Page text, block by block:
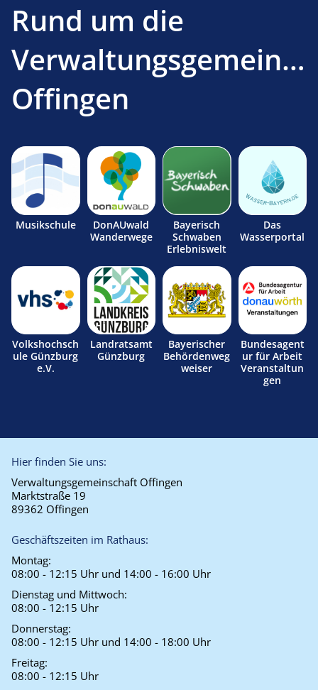
Rund um die
Offingen
Musikschule
DonAUwald
Wanderwege
Bayerisch
Schwaben
Erlebniswelt
Das
Wasserportal
Volkshochsch
ule Günzburg
e.V.
Landratsamt
Günzburg
Bayerischer
Behördenweg
weiser
Bundesagent
ur für Arbeit
Veranstaltun
gen
Hier finden Sie uns:
Verwaltungsgemeinschaft Offingen
Marktstraße 19
89362 Offingen
Geschäftszeiten im Rathaus:
Montag:
08:00 - 12:15 Uhr und 14:00 - 16:00 Uhr
Dienstag und Mittwoch:
08:00 - 12:15 Uhr
Donnerstag:
08:00 - 12:15 Uhr und 14:00 - 18:00 Uhr
Freitag:
08:00 - 12:15 Uhr